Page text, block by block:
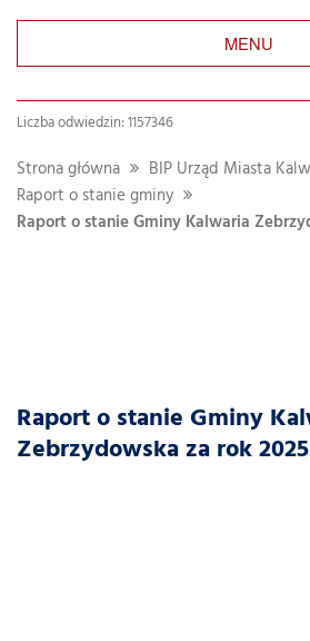
MENU
Liczba odwiedzin: 1157346
Strona główna
BIP Urząd Miasta
Raport o stanie gminy
Raport o stanie Gminy Kalwaria
Raport o stanie Gminy
Zebrzydowska za rok 2025